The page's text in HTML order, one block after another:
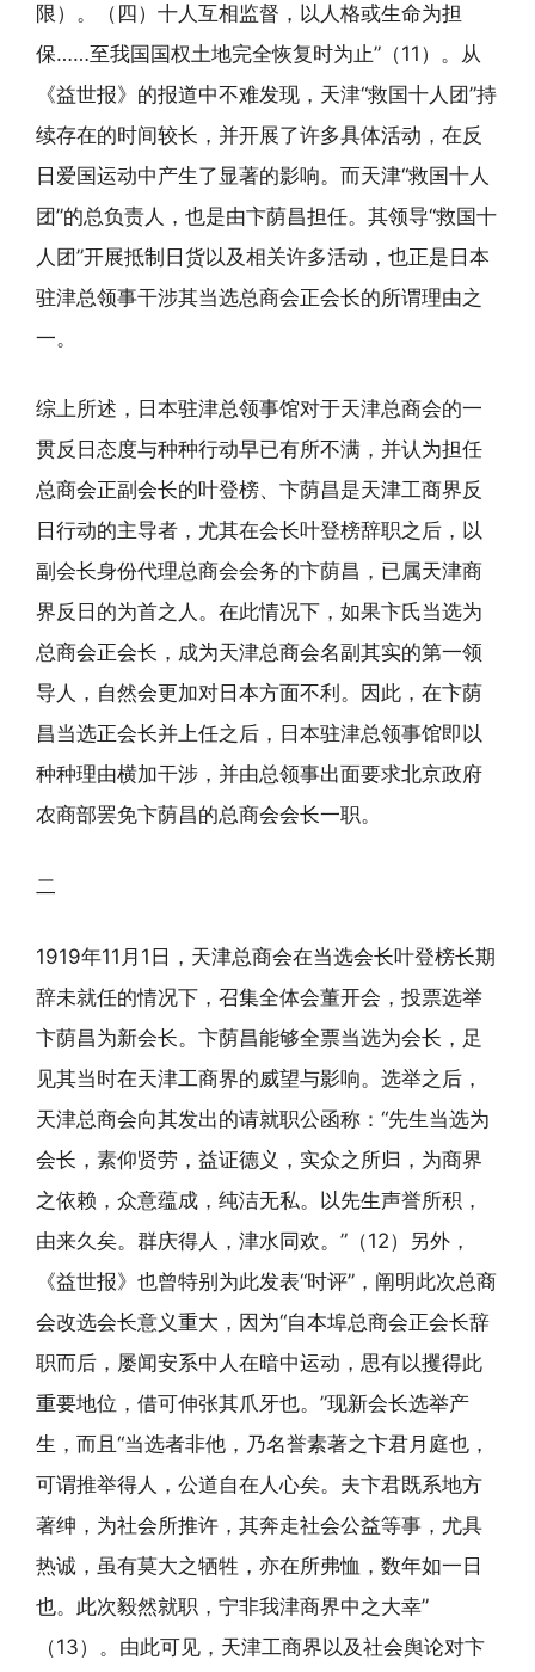
限）。（四）十人互相监督，以人格或生命为担
保……至我国国权土地完全恢复时为止”（11）。从
《益世报》的报道中不难发现，天津“救国十人团”持
续存在的时间较长，并开展了许多具体活动，在反
日爱国运动中产生了显著的影响。而天津“救国十人
团”的总负责人，也是由卞荫昌担任。其领导“救国十
人团”开展抵制日货以及相关许多活动，也正是日本
驻津总领事干涉其当选总商会正会长的所谓理由之
一。
综上所述，日本驻津总领事馆对于天津总商会的一
贯反日态度与种种行动早已有所不满，并认为担任
总商会正副会长的叶登榜、卞荫昌是天津工商界反
日行动的主导者，尤其在会长叶登榜辞职之后，以
副会长身份代理总商会会务的卞荫昌，已属天津商
界反日的为首之人。在此情况下，如果卞氏当选为
总商会正会长，成为天津总商会名副其实的第一领
导人，自然会更加对日本方面不利。因此，在卞荫
昌当选正会长并上任之后，日本驻津总领事馆即以
种种理由横加干涉，并由总领事出面要求北京政府
农商部罢免卞荫昌的总商会会长一职。
二
1919年11月1日，天津总商会在当选会长叶登榜长期
辞未就任的情况下，召集全体会董开会，投票选举
卞荫昌为新会长。卞荫昌能够全票当选为会长，足
见其当时在天津工商界的威望与影响。选举之后，
天津总商会向其发出的请就职公函称：“先生当选为
会长，素仰贤劳，益证德义，实众之所归，为商界
之依赖，众意蕴成，纯洁无私。以先生声誉所积，
由来久矣。群庆得人，津水同欢。”（12）另外，
《益世报》也曾特别为此发表“时评”，阐明此次总商
会改选会长意义重大，因为“自本埠总商会正会长辞
职而后，屡闻安系中人在暗中运动，思有以攫得此
重要地位，借可伸张其爪牙也。”现新会长选举产
生，而且“当选者非他，乃名誉素著之卞君月庭也，
可谓推举得人，公道自在人心矣。夫卞君既系地方
著绅，为社会所推许，其奔走社会公益等事，尤具
热诚，虽有莫大之牺牲，亦在所弗恤，数年如一日
也。此次毅然就职，宁非我津商界中之大幸”
（13）。由此可见，天津工商界以及社会舆论对卞